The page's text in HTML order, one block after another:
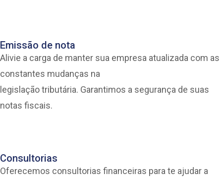
Emissão de nota
Alivie a carga de manter sua empresa atualizada com as
constantes mudanças na
legislação tributária. Garantimos a segurança de suas
notas fiscais.
Consultorias
Oferecemos consultorias financeiras para te ajudar a